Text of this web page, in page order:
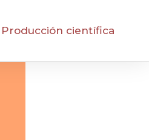
Producción científica